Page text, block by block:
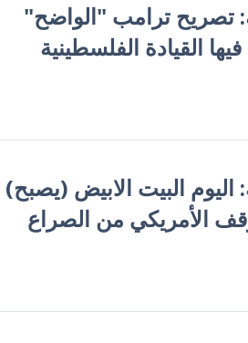
تصريح ترامب "الواضح"
القيادة الفلسطينية
اليوم البيت الابيض (يصبح)
الأمريكي من الصراع